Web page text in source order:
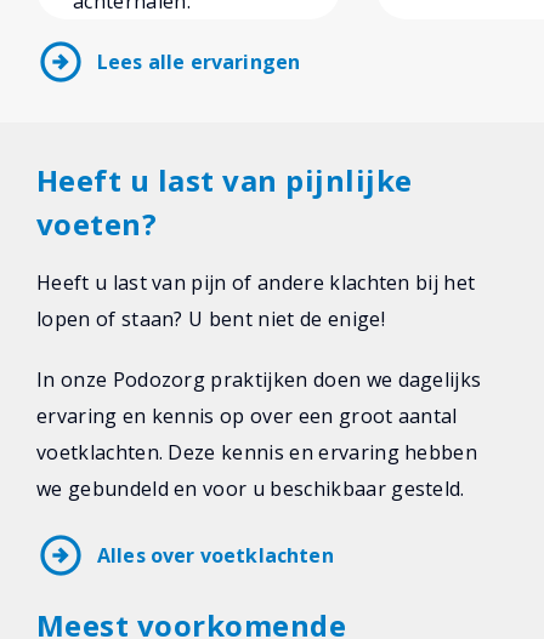
arrow_circle_right Lees alle ervaringen
Heeft u last van pijnlijke
voeten?
Heeft u last van pijn of andere klachten bij het
lopen of staan? U bent niet de enige!
In onze Podozorg praktijken doen we dagelijks
ervaring en kennis op over een groot aantal
voetklachten. Deze kennis en ervaring hebben
we gebundeld en voor u beschikbaar gesteld.
arrow_circle_right Alles over voetklachten
Meest voorkomende